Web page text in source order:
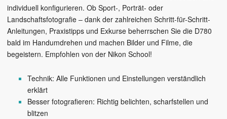
individuell konfigurieren. Ob Sport-, Porträt- oder
Landschaftsfotografie – dank der zahlreichen Schritt-für-Schritt-
Anleitungen, Praxistipps und Exkurse beherrschen Sie die D780
bald im Handumdrehen und machen Bilder und Filme, die
begeistern. Empfohlen von der Nikon School!
Technik: Alle Funktionen und Einstellungen verständlich
erklärt
Besser fotografieren: Richtig belichten, scharfstellen und
blitzen